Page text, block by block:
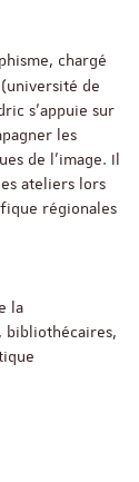
chargé
(université de
s’appuie sur
les
de l’image. Il
ateliers lors
régionales
la
bibliothécaires,